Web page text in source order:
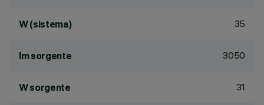
W (sistema) 35
lm sorgente 3050
W sorgente 31